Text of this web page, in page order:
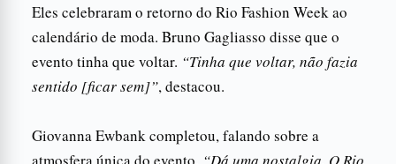
Eles celebraram o retorno do Rio Fashion Week ao
calendário de moda. Bruno Gagliasso disse que o
evento tinha que voltar. “Tinha que voltar, não fazia
sentido [ficar sem]”, destacou.
Giovanna Ewbank completou, falando sobre a
atmosfera única do evento. “Dá uma nostalgia. O Rio